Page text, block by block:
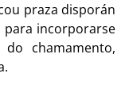
praza disporán
para incorporarse
chamamento,